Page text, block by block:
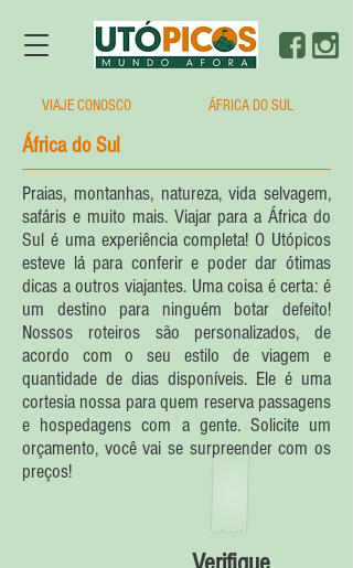
VIAJE CONOSCO ÁFRICA DO SUL
África do Sul
Praias, montanhas, natureza, vida selvagem,
safáris e muito mais. Viajar para a África do
Sul é uma experiência completa! O Utópicos
esteve lá para conferir e poder dar ótimas
dicas a outros viajantes. Uma coisa é certa: é
um destino para ninguém botar defeito!
Nossos roteiros são personalizados, de
acordo com o seu estilo de viagem e
quantidade de dias disponíveis. Ele é uma
cortesia nossa para quem reserva passagens
e hospedagens com a gente. Solicite um
orçamento, você vai se surpreender com os
preços!